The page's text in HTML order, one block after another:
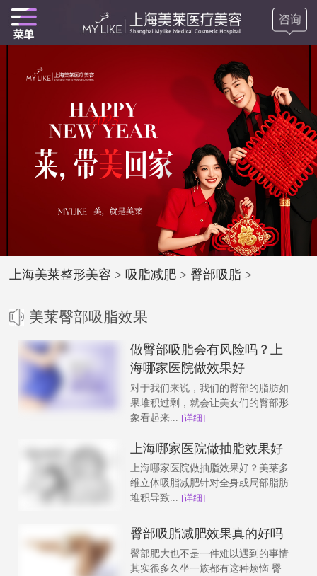
上海美莱整形美容 >吸脂减肥 >臀部吸脂 >
美莱臀部吸脂效果
做臀部吸脂会有风险吗？上
海哪家医院做效果好
对于我们来说，我们的臀部的脂肪如
果堆积过剩，就会让美女们的臀部形
象看起来... [详细]
上海哪家医院做抽脂效果好
上海哪家医院做抽脂效果好？美莱多
维立体吸脂减肥针对全身或局部脂肪
堆积导致... [详细]
臀部吸脂减肥效果真的好吗
臀部肥大也不是一件难以遇到的事情
其实很多久坐一族都有这种烦恼 臀